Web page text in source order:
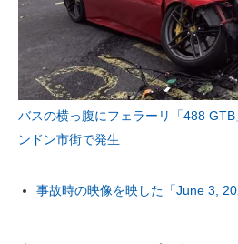
バスの横っ腹にフェラーリ「488
ンドン市街で発生
事故時の映像を映した「June 3,